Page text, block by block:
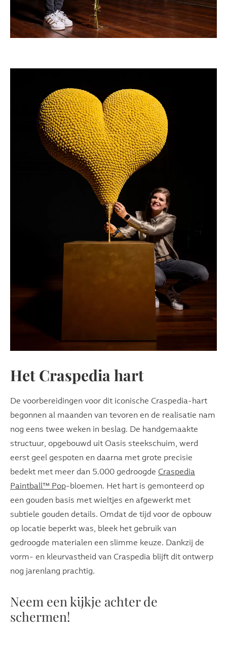
Het Craspedia hart
De voorbereidingen voor dit iconische Craspedia-hart
begonnen al maanden van tevoren en de realisatie nam
nog eens twee weken in beslag. De handgemaakte
structuur, opgebouwd uit Oasis steekschuim, werd
eerst geel gespoten en daarna met grote precisie
bedekt met meer dan 5.000 gedroogde Craspedia
Paintball™ Pop-bloemen. Het hart is gemonteerd op
een gouden basis met wieltjes en afgewerkt met
subtiele gouden details. Omdat de tijd voor de opbouw
op locatie beperkt was, bleek het gebruik van
gedroogde materialen een slimme keuze. Dankzij de
vorm- en kleurvastheid van Craspedia blijft dit ontwerp
nog jarenlang prachtig.
Neem een kijkje achter de
schermen!